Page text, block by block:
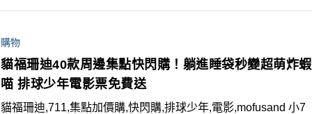
月9日起追加《排球少年!!》聯名透卡38,000張，排民們可別再
購物
貓福珊迪40款周邊集點快閃購！躺進睡袋秒變超萌炸蝦
喵 排球少年電影票免費送
貓福珊迪,711,集點加價購,快閃購,排球少年,電影,mofusand 小7